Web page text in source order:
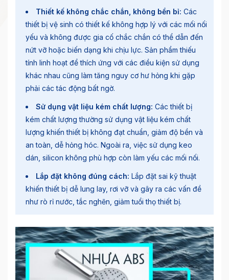
Thiết kế không chắc chắn, không bền bỉ: Các
thiết bị vệ sinh có thiết kế không hợp lý với các mối nối
yếu và không được gia cố chắc chắn có thể dẫn đến
nứt vỡ hoặc biến dạng khi chịu lực. Sản phẩm thiếu
tính linh hoạt để thích ứng với các điều kiện sử dụng
khác nhau cũng làm tăng nguy cơ hư hỏng khi gặp
phải các tác động bất ngờ.
Sử dụng vật liệu kém chất lượng: Các thiết bị
kém chất lượng thường sử dụng vật liệu kém chất
lượng khiến thiết bị không đạt chuẩn, giảm độ bền và
an toàn, dễ hỏng hóc. Ngoài ra, việc sử dụng keo
dán, silicon không phù hợp còn làm yếu các mối nối.
Lắp đặt không đúng cách: Lắp đặt sai kỹ thuật
khiến thiết bị dễ lung lay, rơi vỡ và gây ra các vấn đề
như rò rỉ nước, tắc nghẽn, giảm tuổi thọ thiết bị.